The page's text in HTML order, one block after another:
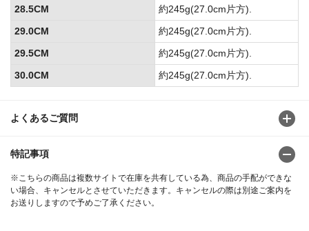
よくあるご質問
特記事項
※こちらの商品は複数サイトで在庫を共有している為、商品の手配ができな
い場合、キャンセルとさせていただきます。キャンセルの際は別途ご案内を
お送りしますので予めご了承ください。
28.5CM
約245g(27.0cm片方).
29.0CM
約245g(27.0cm片方).
29.5CM
約245g(27.0cm片方).
30.0CM
約245g(27.0cm片方).